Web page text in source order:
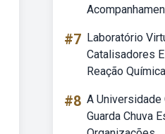
#7 Laboratório
Catalisadores
Reação Química
#8 A Universidade
Guarda Chuva